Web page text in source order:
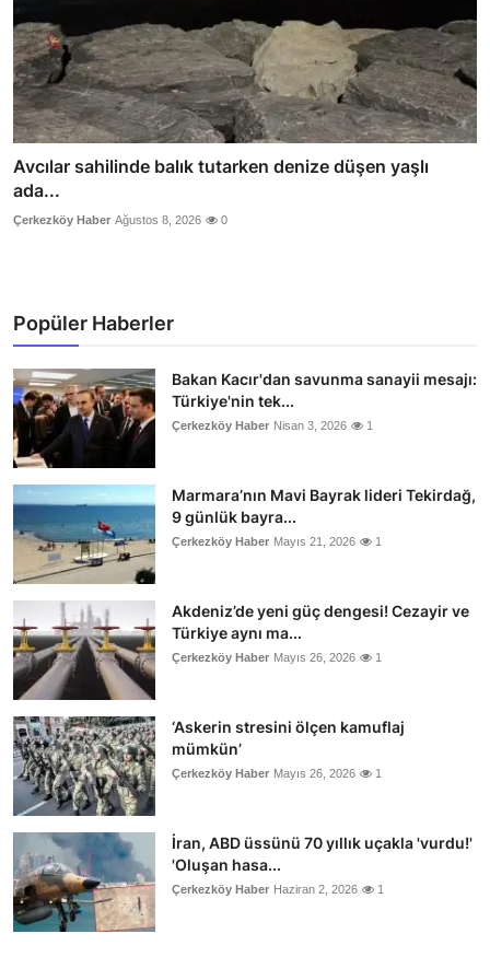
Avcılar sahilinde balık tutarken denize düşen yaşlı
ada...
Çerkezköy Haber Ağustos 8, 2026 0
Popüler Haberler
Bakan Kacır'dan savunma sanayii mesajı:
Türkiye'nin tek...
Çerkezköy Haber Nisan 3, 2026 1
Marmara’nın Mavi Bayrak lideri Tekirdağ,
9 günlük bayra...
Çerkezköy Haber Mayıs 21, 2026 1
Akdeniz’de yeni güç dengesi! Cezayir ve
Türkiye aynı ma...
Çerkezköy Haber Mayıs 26, 2026 1
‘Askerin stresini ölçen kamuflaj
mümkün’
Çerkezköy Haber Mayıs 26, 2026 1
İran, ABD üssünü 70 yıllık uçakla 'vurdu!'
'Oluşan hasa...
Çerkezköy Haber Haziran 2, 2026 1